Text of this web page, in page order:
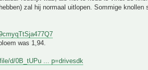
zal hij normaal uitlopen. Sommige knollen
was 1,94.
d/0B_tUPu ... p=drivesdk